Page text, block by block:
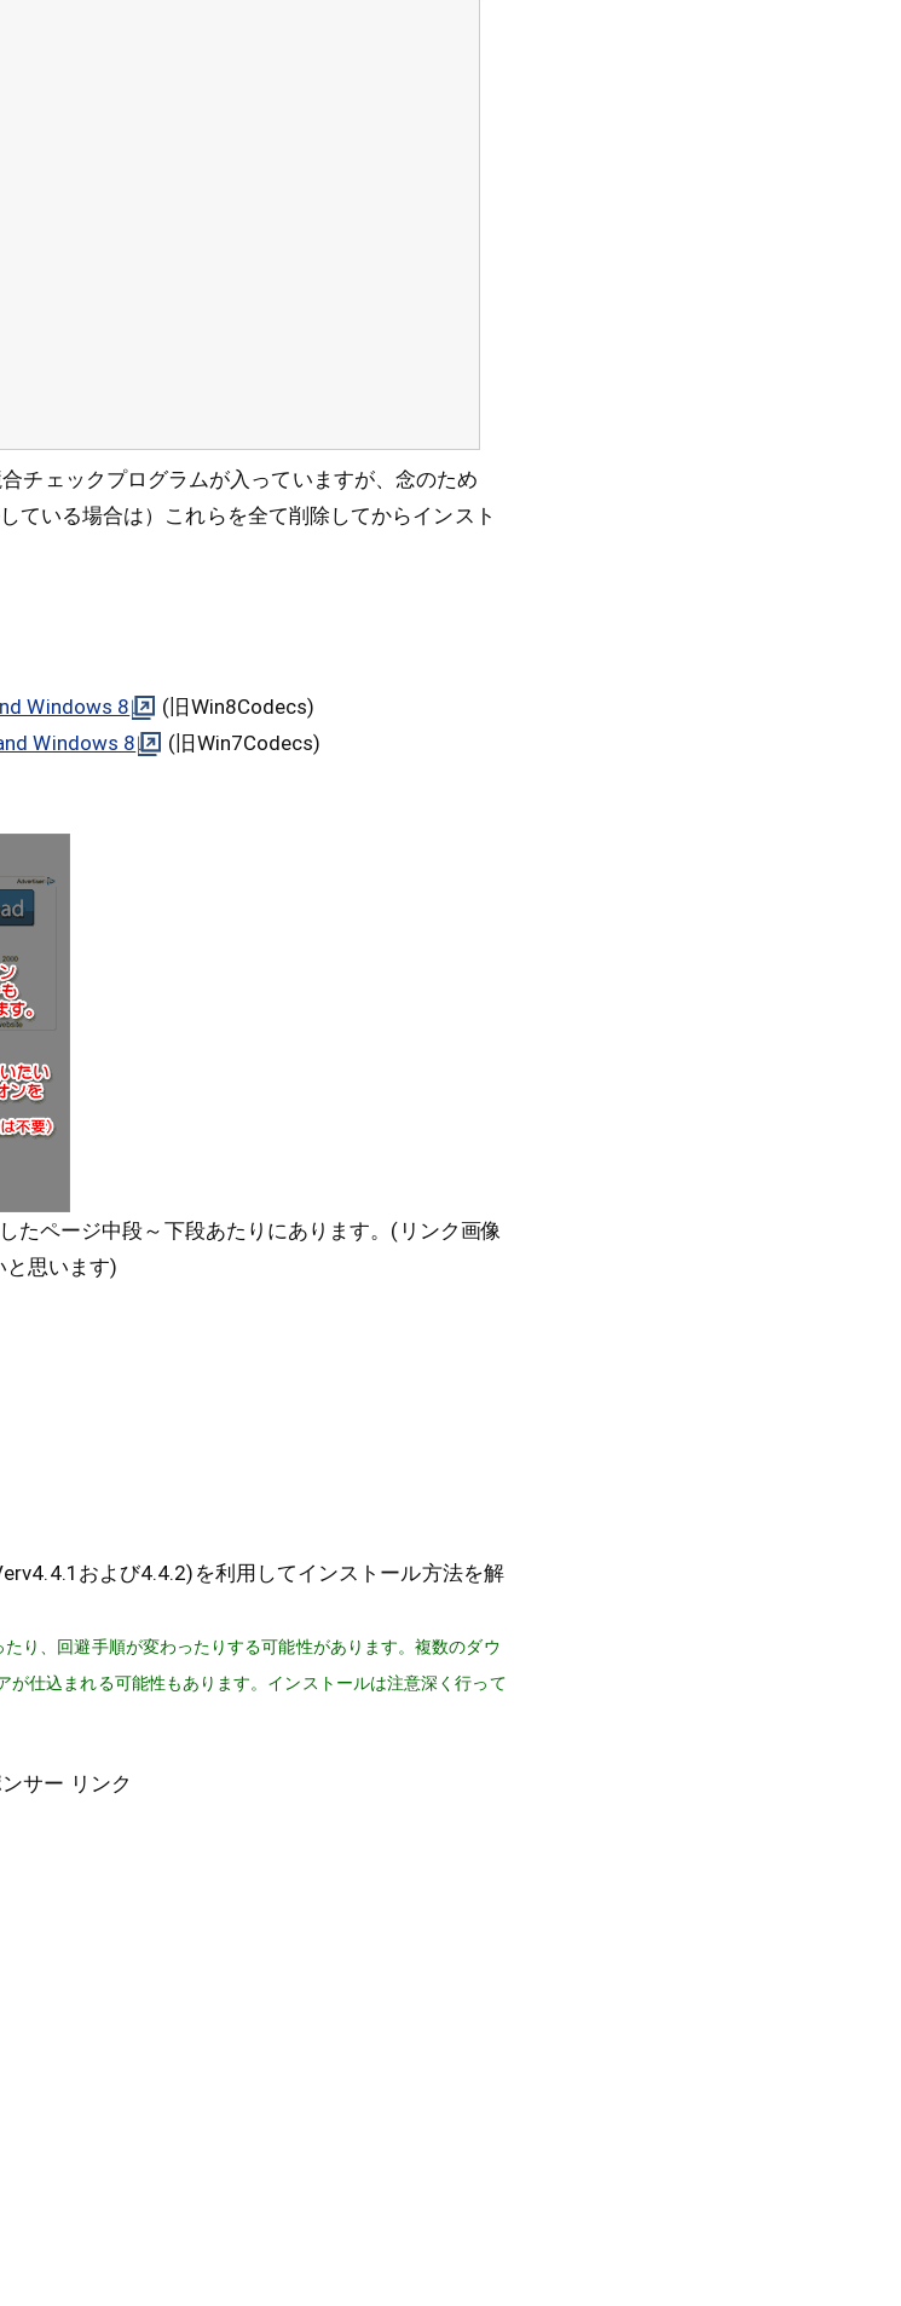
チェックプログラムが入っていますが、念のため
ている場合は）これらを全て削除してからインスト
Windows 8
(旧Win8Codecs)
Windows 8 (旧Win7Codecs)
たページ中段～下段あたりにあります。(リンク画像
思います)
および4.4.2)を利用してインストール方法を解
り、回避手順が変わったりする可能性があります。複数のダウ
仕込まれる可能性もあります。インストールは注意深く行って
サー リンク